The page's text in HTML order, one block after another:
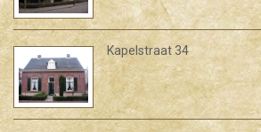
Kapelstraat 34